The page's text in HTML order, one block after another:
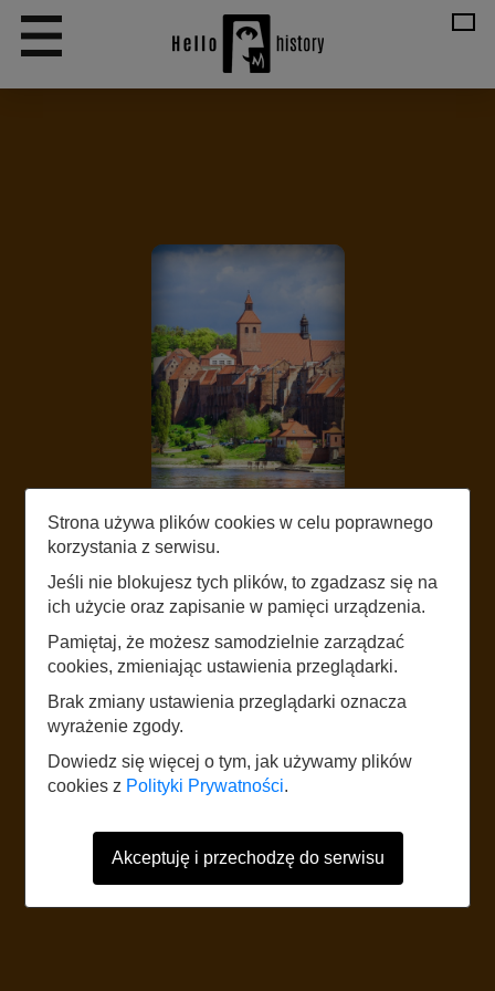
LISTEN
SPICHLERZE
START
The website uses mobile data according to the standard rates of the
network operator. It is recommended to have a tariff with mobile internet.
Foreign users should refer to the current Internet data roaming tariff table.
Strona używa plików cookies w celu poprawnego
korzystania z serwisu.
Jeśli nie blokujesz tych plików, to zgadzasz się na
ich użycie oraz zapisanie w pamięci urządzenia.
Pamiętaj, że możesz samodzielnie zarządzać
cookies, zmieniając ustawienia przeglądarki.
Brak zmiany ustawienia przeglądarki oznacza
wyrażenie zgody.
Dowiedz się więcej o tym, jak używamy plików
cookies z Polityki Prywatności.
Akceptuję i przechodzę do serwisu